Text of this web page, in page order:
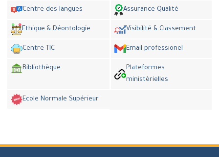
Centre des langues Assurance Qualité
Ethique & Déontologie Visibilité & Classement
Centre TIC Email professionel
Bibliothèque
Plateformes
ministèrielles
Ecole Normale Supérieur